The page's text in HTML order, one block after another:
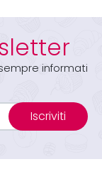
informati
Iscriviti